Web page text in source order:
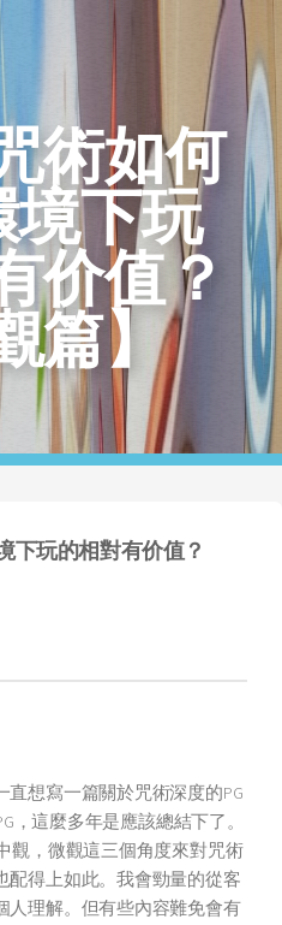
術如何
境下玩
价值？
篇】
下玩的相對有价值？
想寫一篇關於咒術深度的PG
，這麼多年是應該總結下了。
觀，微觀這三個角度來對咒術
配得上如此。我會勁量的從客
人理解。但有些內容難免會有